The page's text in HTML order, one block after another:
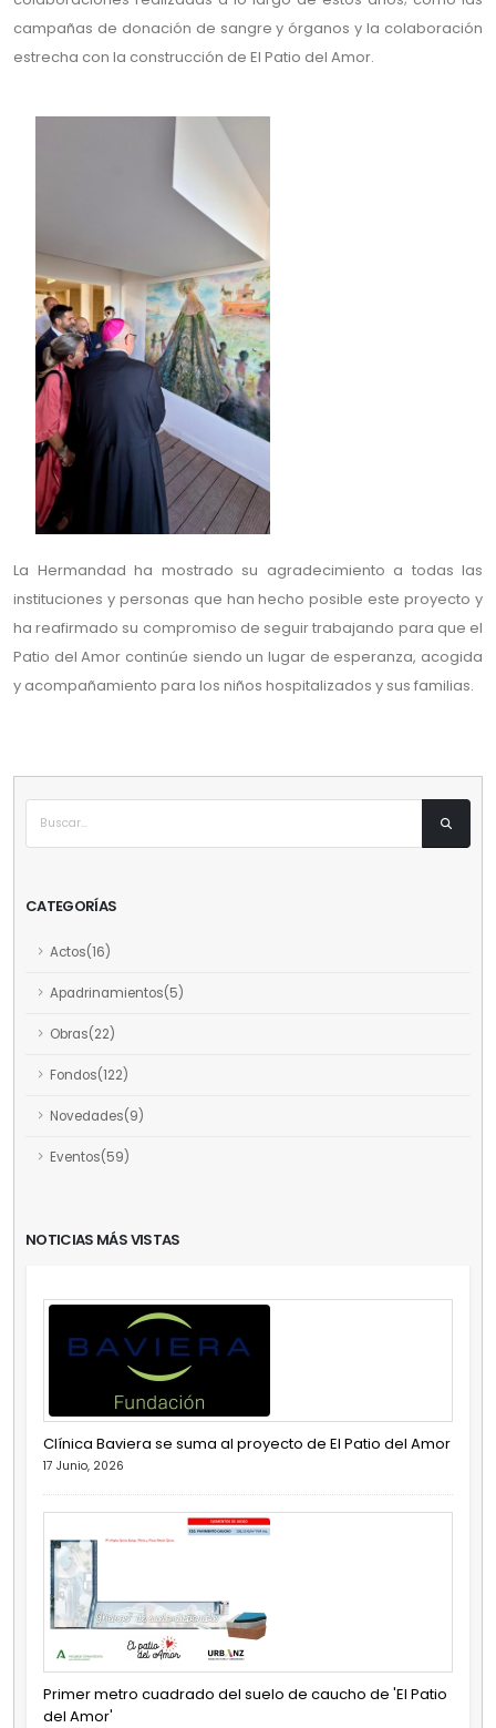
CATEGORÍAS
Actos(16)
Apadrinamientos(5)
Obras(22)
Fondos(122)
Novedades(9)
Eventos(59)
NOTICIAS MÁS VISTAS
Clínica Baviera se suma al proyecto de El Patio del Amor
17 Junio, 2026
Primer metro cuadrado del suelo de caucho de 'El Patio
del Amor'
campañas de donación de sangre y órganos y la colaboración
estrecha con la construcción de El Patio del Amor.
La Hermandad ha mostrado su agradecimiento a todas las
instituciones y personas que han hecho posible este proyecto y
ha reafirmado su compromiso de seguir trabajando para que el
Patio del Amor continúe siendo un lugar de esperanza, acogida
y acompañamiento para los niños hospitalizados y sus familias.